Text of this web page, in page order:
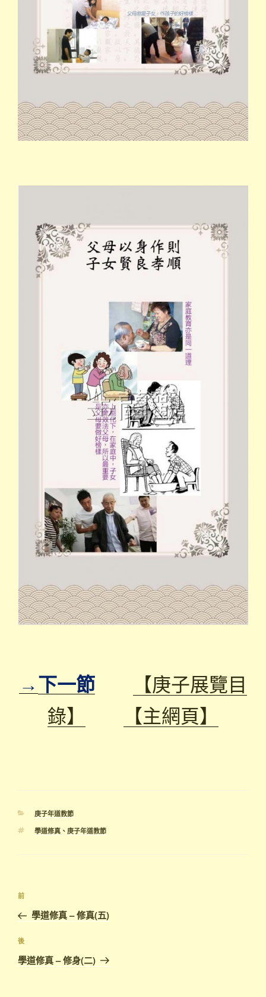
→下一節
【庚子展覽目
錄】
【主網頁】
分
庚子年道教節
標
學道修真、 庚子年道教節
文
導
覽
上
一
篇
文
章
前
學道修真 – 修真(五)
下
篇
文
後
學道修真 – 修身(二)